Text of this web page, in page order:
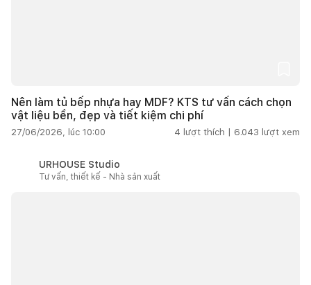
Nên làm tủ bếp nhựa hay MDF? KTS tư vấn cách chọn
vật liệu bền, đẹp và tiết kiệm chi phí
27/06/2026, lúc 10:00 4 lượt thích | 6.043 lượt xem
URHOUSE Studio
Tư vấn, thiết kế - Nhà sản xuất